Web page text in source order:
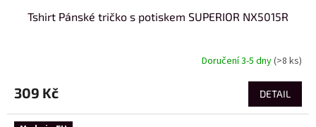
Tshirt Pánské tričko s potiskem SUPERIOR NX5015R
Doručení 3-5 dny(>8 ks)
309 Kč DETAIL